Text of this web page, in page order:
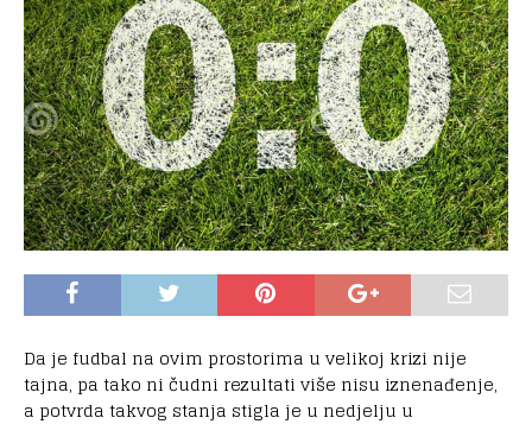
Da je fudbal na ovim prostorima u velikoj krizi nije
tajna, pa tako ni čudni rezultati više nisu iznenađenje,
a potvrda takvog stanja stigla je u nedjelju u